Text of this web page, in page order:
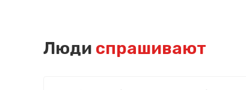
Люди спрашивают